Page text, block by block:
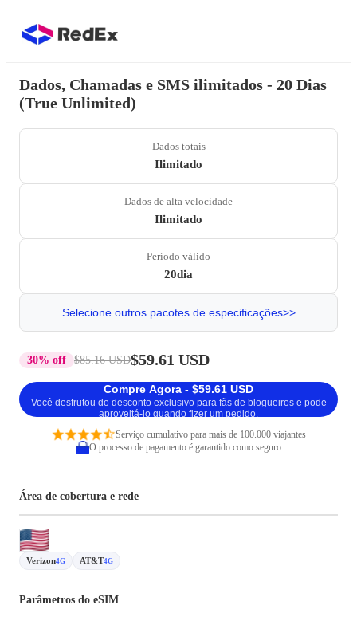
Dados, Chamadas e SMS ilimitados - 20 Dias
(True Unlimited)
Dados totais
Ilimitado
Dados de alta velocidade
Ilimitado
Período válido
20dia
Selecione outros pacotes de especificações>>
30% off $85.16 USD$59.61 USD
Compre Agora - $59.61 USD
Você desfrutou do desconto exclusivo para fãs de blogueiros e pode
aproveitá-lo quando fizer um pedido.
Serviço cumulativo para mais de 100.000 viajantes
O processo de pagamento é garantido como seguro
Área de cobertura e rede
Verizon4G AT&T4G
Parâmetros do eSIM